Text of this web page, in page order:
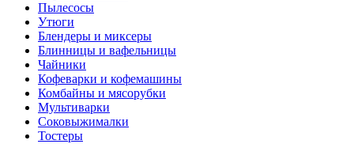
Пылесосы
Утюги
Блендеры и миксеры
Блинницы и вафельницы
Чайники
Кофеварки и кофемашины
Комбайны и мясорубки
Мультиварки
Соковыжималки
Тостеры